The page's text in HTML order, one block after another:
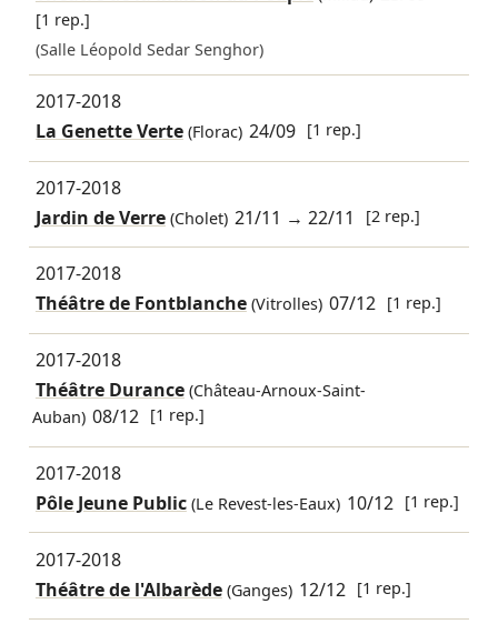
[1 rep.]
(Salle Léopold Sedar Senghor)
2017-2018
La Genette Verte(Florac) 24/09 [1 rep.]
2017-2018
Jardin de Verre(Cholet) 21/11 →22/11 [2 rep.]
2017-2018
Théâtre de Fontblanche(Vitrolles) 07/12 [1 rep.]
2017-2018
Théâtre Durance(Château-Arnoux-Saint-
Auban) 08/12 [1 rep.]
2017-2018
Pôle Jeune Public(Le Revest-les-Eaux) 10/12 [1 rep.]
2017-2018
Théâtre de l'Albarède(Ganges) 12/12 [1 rep.]